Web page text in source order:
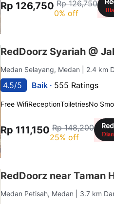
Rp 126,750 Rp 126,750
0% off
RedDoorz Syariah @
Medan Selayang, Medan | 2.4 km
4.5/5 Baik · 555 Ratings
Free WifiReceptionToiletriesNo
Rp 111,150 Rp 148,200
25% off
RedDoorz near Taman
Medan Petisah, Medan | 3.7 km